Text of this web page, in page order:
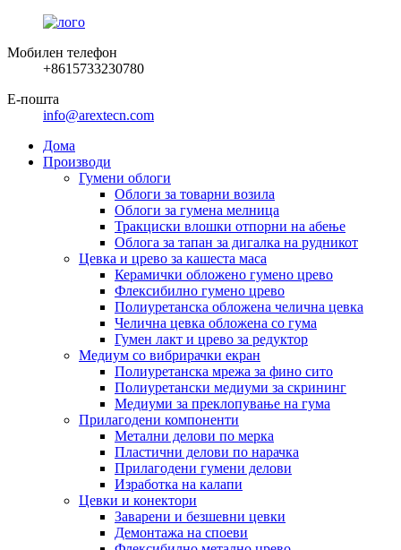
Мобилен телефон
+8615733230780
Е-пошта
info@arextecn.com
Дома
Производи
Гумени облоги
Облоги за товарни возила
Облоги за гумена мелница
Тракциски влошки отпорни на абење
Облога за тапан за дигалка на рудникот
Цевка и црево за кашеста маса
Керамички обложено гумено црево
Флексибилно гумено црево
Полиуретанска обложена челична цевка
Челична цевка обложена со гума
Гумен лакт и црево за редуктор
Медиум со вибрирачки екран
Полиуретанска мрежа за фино сито
Полиуретански медиуми за скрининг
Медиуми за преклопување на гума
Прилагодени компоненти
Метални делови по мерка
Пластични делови по нарачка
Прилагодени гумени делови
Изработка на калапи
Цевки и конектори
Заварени и безшевни цевки
Демонтажа на споеви